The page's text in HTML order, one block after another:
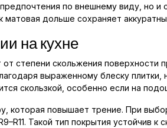
по внешнему виду, но и
дольше сохраняет
на кухне
степени скольжения поверхности
выраженному блеску плитки,
скользкой, особенно если на
которая повышает трение. При
Такой тип покрытия устойчив